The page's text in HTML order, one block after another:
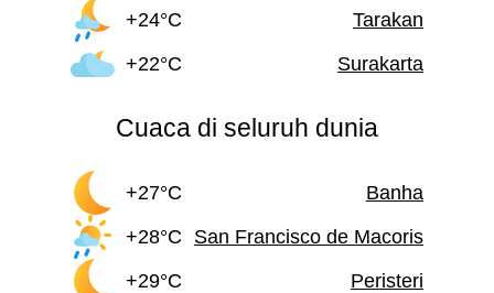
+24°C
Tarakan
+22°C
Surakarta
Cuaca di seluruh dunia
+27°C
Banha
+28°C
San Francisco de Macoris
+29°C
Peristeri